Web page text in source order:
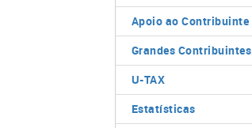
Apoio ao Contribuinte
Grandes Contribuintes
U-TAX
Estatísticas